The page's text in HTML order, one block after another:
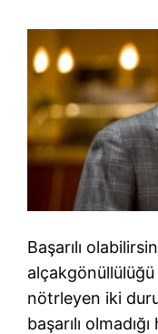
Başarılı
nötrleyen iki
başarılı